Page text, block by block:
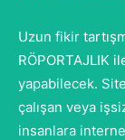
Uzun fikir
RÖPORTAJLIK
yapabilecek.
çalışan veya
insanlara